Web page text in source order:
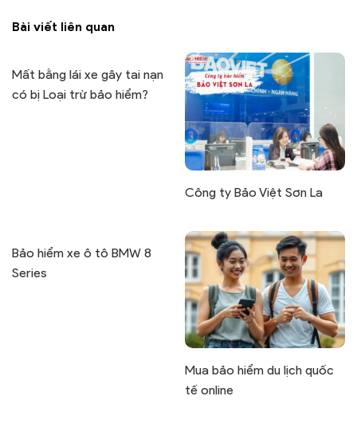
Bài viết liên quan
Mất bằng lái xe gây tai nạn
có bị Loại trừ bảo hiểm?
Công ty Bảo Việt Sơn La
Bảo hiểm xe ô tô BMW 8
Series
Mua bảo hiểm du lịch quốc
tế online